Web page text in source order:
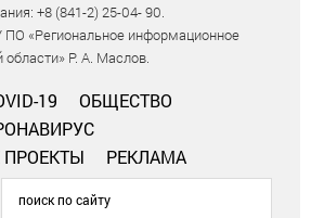
+8 (841-2) 25-04- 90.
ПО «Региональное информационное
Р. А. Маслов.
19
ОБЩЕСТВО
РЕКЛАМА